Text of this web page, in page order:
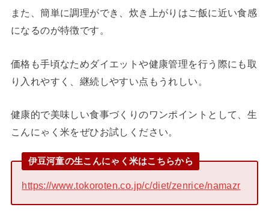
また、簡単に調理ができ、炊き上がりはご飯に近い食感
になるのが特徴です。
価格も手頃なためダイエットや健康管理を行う際にも取
り入れやすく、継続しやすい点もうれしい。
健康的で美味しい食事づくりのワンポイントとして、生
こんにゃく米をぜひお試しください。
伊豆河童の生こんにゃく米はこちらから
https://www.tokoroten.co.jp/c/diet/zenrice/namazr